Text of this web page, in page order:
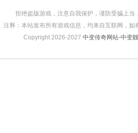
拒绝盗版游戏，注意自我保护，谨防受骗上
注释：本站发布所有游戏信息，均来自互联网，
Copyright 2026-2027 中变传奇网站-中变